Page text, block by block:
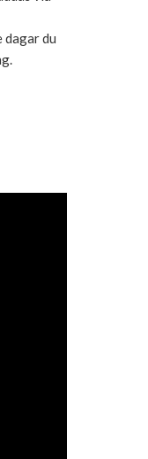
dagar du